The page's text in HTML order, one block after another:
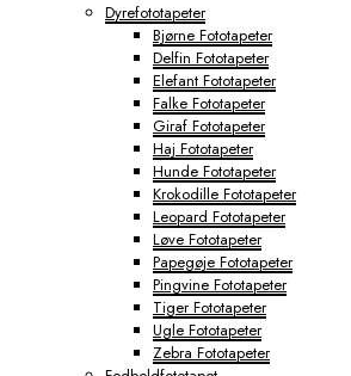
Dyrefototapeter
Bjørne Fototapeter
Delfin Fototapeter
Elefant Fototapeter
Falke Fototapeter
Giraf Fototapeter
Haj Fototapeter
Hunde Fototapeter
Krokodille Fototapeter
Leopard Fototapeter
Løve Fototapeter
Papegøje Fototapeter
Pingvine Fototapeter
Tiger Fototapeter
Ugle Fototapeter
Zebra Fototapeter